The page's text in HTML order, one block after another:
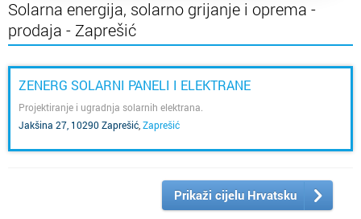
Solarna energija, solarno grijanje i oprema -
prodaja - Zaprešić
ZENERG SOLARNI PANELI I ELEKTRANE
Projektiranje i ugradnja solarnih elektrana.
Jakšina 27, 10290 Zaprešić Zaprešić
Prikaži cijelu Hrvatsku